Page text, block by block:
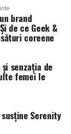
brand
de ce Geek &
coreene
senzația de
femei le
Serenity